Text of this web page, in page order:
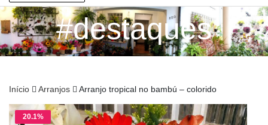
Decorações
#destaques
Início Arranjos Arranjo tropical no bambú – colorido
20.1%